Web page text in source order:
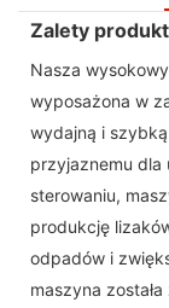
Zalety
Nasza
wyposażona w
wydajną i
przyjaznemu dla
sterowaniu,
produkcję
odpadów i
maszyna